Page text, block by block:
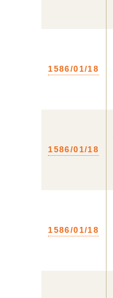
1586/01/18
1586/01/18
1586/01/18